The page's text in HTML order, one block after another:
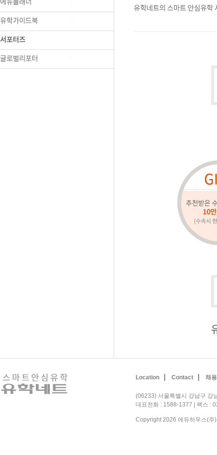
Location Contact 채
(06233) 서울특별시 강남구 강
대표전화 : 1588-1377 | 팩스 :
Copyright 2026 에듀하우스(주